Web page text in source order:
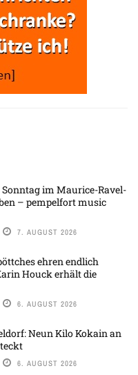
im Maurice-Ravel-
– pempelfort music
7. AUGUST 2026
ehren endlich
Houck erhält die
6. AUGUST 2026
Neun Kilo Kokain an
6. AUGUST 2026